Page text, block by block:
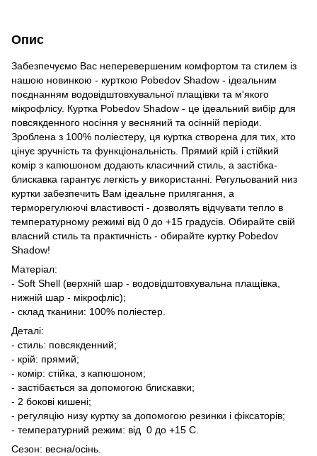
Опис
Забезпечуємо Вас неперевершеним комфортом та стилем із
нашою новинкою - курткою Pobedov Shadow - ідеальним
поєднанням водовідштовхувальної плащівки та м'якого
мікрофлісу. Куртка Pobedov Shadow - це ідеальний вибір для
повсякденного носіння у весняний та осінній періоди.
Зроблена з 100% поліестеру, ця куртка створена для тих, хто
цінує зручність та функціональність. Прямий крій і стійкий
комір з капюшоном додають класичний стиль, а застібка-
блискавка гарантує легкість у використанні. Регульований низ
куртки забезпечить Вам ідеальне прилягання, а
терморегулюючі властивості - дозволять відчувати тепло в
температурному режимі від 0 до +15 градусів. Обирайте свій
власний стиль та практичність - обирайте куртку Pobedov
Shadow!
Матеріал:
- Soft Shell (верхній шар - водовідштовхувальна плащівка,
нижній шар - мікрофліс);
- склад тканини: 100% поліестер.
Деталі:
- стиль: повсякденний;
- крій: прямий;
- комір: стійка, з капюшоном;
- застібається за допомогою блискавки;
- 2 бокові кишені;
- регуляцію низу куртку за допомогою резинки і фіксаторів;
- температурний режим: від 0 до +15 С.
Сезон: весна/осінь.